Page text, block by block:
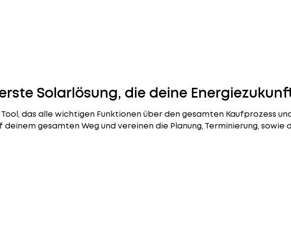
Solarlösung, die deine
das alle wichtigen Funktionen über den gesamten Kaufprozess
gesamten Weg und vereinen die Planung, Terminierung,